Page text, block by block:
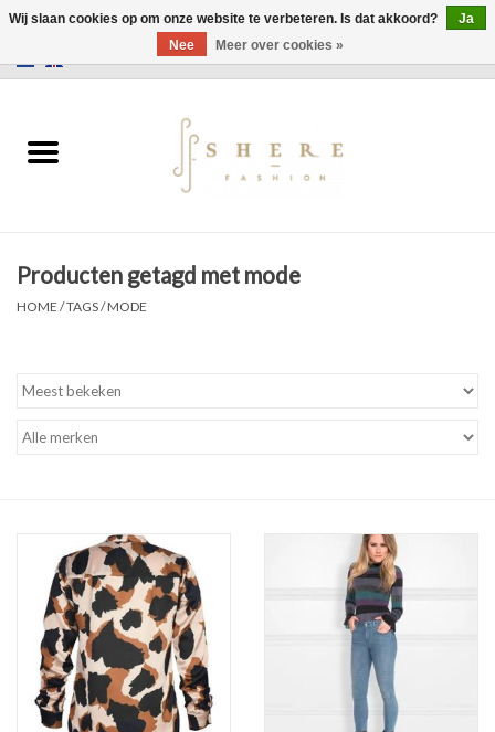
Jurken
Pakken
Accessoires
Merken
Producten getagd met mode
HOME /TAGS/MODE
Wij slaan cookies op om onze website te verbeteren. Is dat akkoord?
Ja
Nee
Meer over cookies »